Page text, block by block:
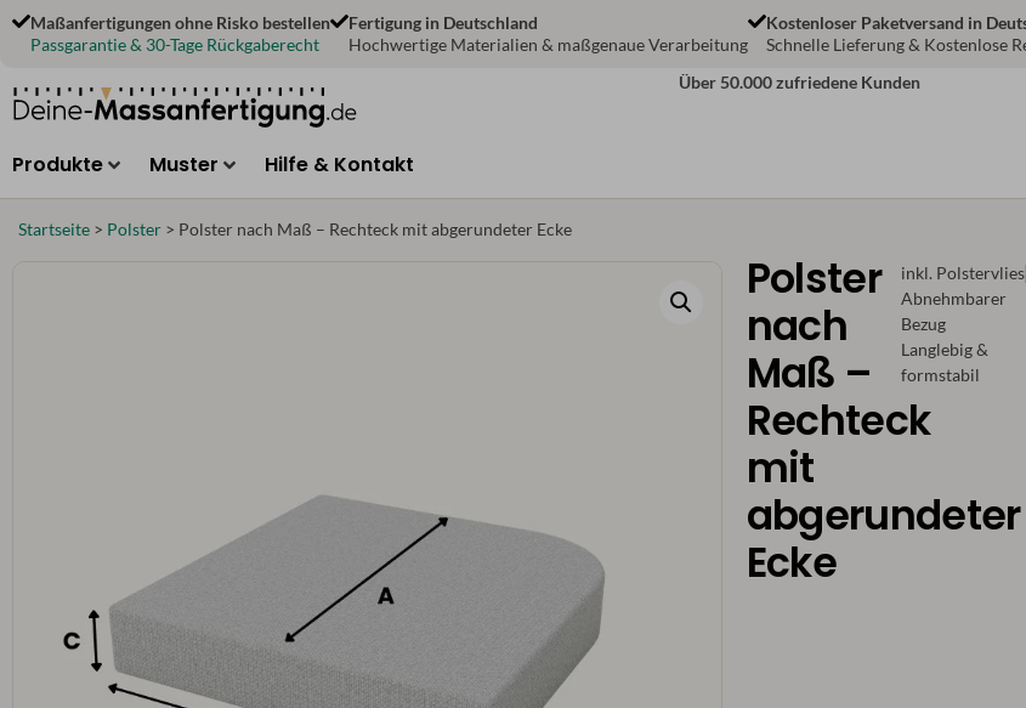
Zum
Inhalt
Maßanfertigungen ohne Risko bestellen
Passgarantie & 30-Tage Rückgaberecht
Fertigung in Deutschland
Hochwertige Materialien & maßgenaue Verarbeitung
Kostenloser Paketversand in
Schnelle Lieferung & Kostenlose
Über 50.000 zufriedene Kunden
Produkte Muster Hilfe & Kontakt
Startseite > Polster > Polster nach Maß – Rechteck mit abgerundeter Ecke
Polster
nach
Maß –
Rechteck
mit
abgerundeter
Ecke
inkl. Polstervlies
Abnehmbarer
Bezug
Langlebig &
formstabil